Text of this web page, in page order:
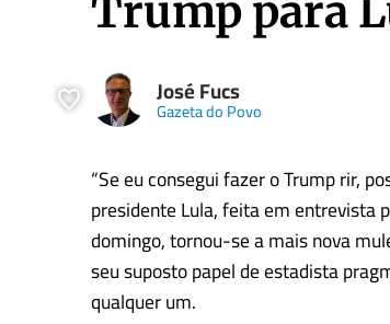
Trump para
José Fucs
Gazeta do Povo
“Se eu consegui fazer o Trump rir,
presidente Lula, feita em entrevista
domingo, tornou-se a mais nova
seu suposto papel de estadista
qualquer um.